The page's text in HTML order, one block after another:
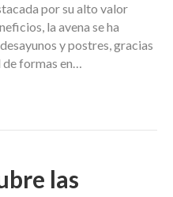
por su alto valor
la avena se ha
y postres, gracias
de formas en…
las